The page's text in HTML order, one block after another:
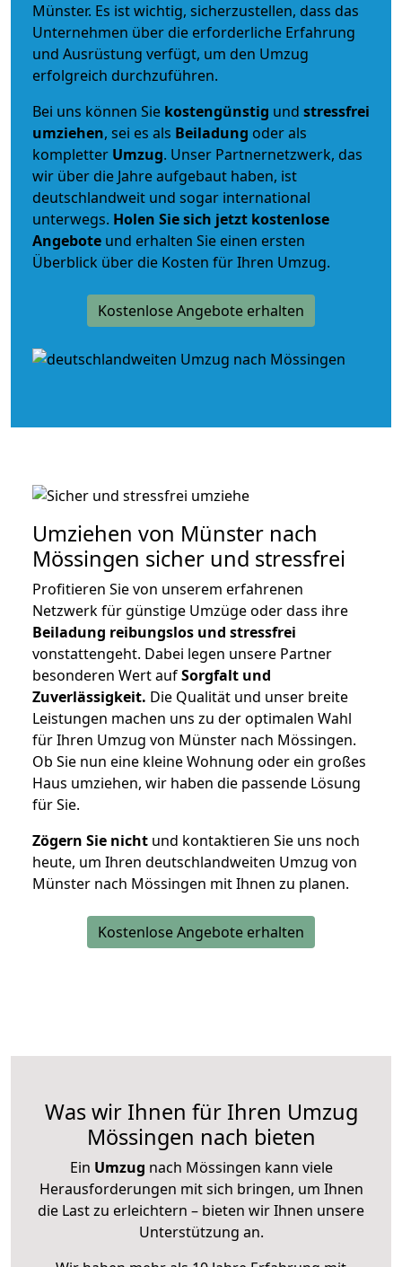
Münster. Es ist wichtig, sicherzustellen, dass das
Unternehmen über die erforderliche Erfahrung
und Ausrüstung verfügt, um den Umzug
erfolgreich durchzuführen.
Bei uns können Sie kostengünstig und stressfrei
umziehen, sei es als Beiladung oder als
kompletter Umzug. Unser Partnernetzwerk, das
wir über die Jahre aufgebaut haben, ist
deutschlandweit und sogar international
unterwegs. Holen Sie sich jetzt kostenlose
Angebote und erhalten Sie einen ersten
Überblick über die Kosten für Ihren Umzug.
Kostenlose Angebote erhalten
Umziehen von Münster nach
Mössingen sicher und stressfrei
Profitieren Sie von unserem erfahrenen
Netzwerk für günstige Umzüge oder dass ihre
Beiladung reibungslos und stressfrei
vonstattengeht. Dabei legen unsere Partner
besonderen Wert aufSorgfalt und
Zuverlässigkeit. Die Qualität und unser breite
Leistungen machen uns zu der optimalen Wahl
für Ihren Umzug von Münster nach Mössingen.
Ob Sie nun eine kleine Wohnung oder ein großes
Haus umziehen, wir haben die passende Lösung
für Sie.
Zögern Sie nicht und kontaktieren Sie uns noch
heute, um Ihren deutschlandweiten Umzug von
Münster nach Mössingen mit Ihnen zu planen.
Kostenlose Angebote erhalten
Was wir Ihnen für Ihren Umzug
Mössingen nach bieten
Ein Umzug nach Mössingen kann viele
Herausforderungen mit sich bringen, um Ihnen
die Last zu erleichtern – bieten wir Ihnen unsere
Unterstützung an.